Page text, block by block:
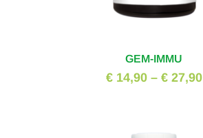
GEM-IMMU
€ 14,90– € 27,90